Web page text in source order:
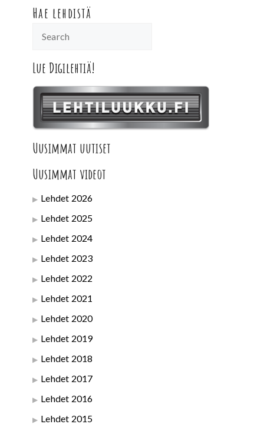
Hae lehdistä
Lue Digilehtiä!
Uusimmat uutiset
Uusimmat videot
Lehdet 2026
Lehdet 2025
Lehdet 2024
Lehdet 2023
Lehdet 2022
Lehdet 2021
Lehdet 2020
Lehdet 2019
Lehdet 2018
Lehdet 2017
Lehdet 2016
Lehdet 2015